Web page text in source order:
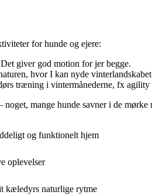
for hunde og ejere:
giver god motion for jer begge.
hvor I kan nyde
træning i vintermånederne, fx
mange hunde savner i de mørke
og funktionelt hjem
oplevelser
kæledyrs naturlige rytme